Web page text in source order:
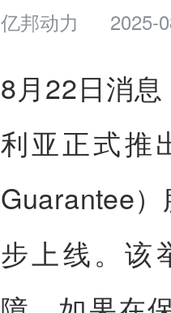
亿邦动力 2025-
8月22日消
利亚正式推
Guarantee
步上线。该